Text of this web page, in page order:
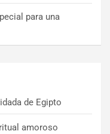
para una
de Egipto
amoroso